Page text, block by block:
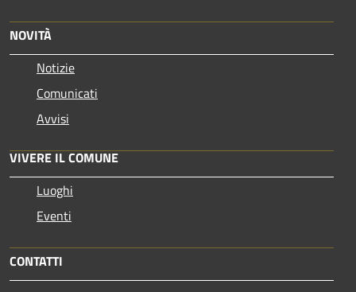
NOVITÀ
Notizie
Comunicati
Avvisi
VIVERE IL COMUNE
Luoghi
Eventi
CONTATTI